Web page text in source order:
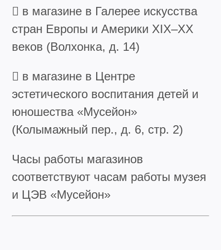
 в магазине в Галерее искусства
стран Европы и Америки XIX–XX
веков (Волхонка, д. 14)
 в магазине в Центре
эстетического воспитания детей и
юношества «Мусейон»
(Колымажный пер., д. 6, стр. 2)
Часы работы магазинов
соответствуют часам работы музея
и ЦЭВ «Мусейон»